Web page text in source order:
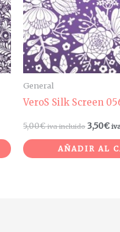
General
VeroS Silk Screen
5,00€ iva incluido 3,50€
AÑADIR AL